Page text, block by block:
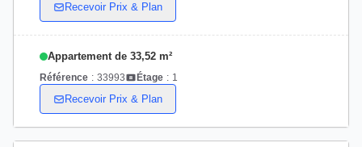
Recevoir Prix & Plan
Appartement de 33,52 m²
Référence : 33993 Étage : 1
Recevoir Prix & Plan